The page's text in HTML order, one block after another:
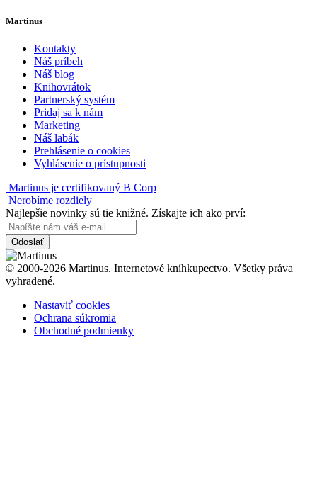
Martinus
Kontakty
Náš príbeh
Náš blog
Knihovrátok
Partnerský systém
Pridaj sa k nám
Marketing
Náš labák
Prehlásenie o cookies
Vyhlásenie o prístupnosti
Martinus je certifikovaný B Corp
Nerobíme rozdiely
Najlepšie novinky sú tie knižné. Získajte ich ako prví:
Odoslať
© 2000-2026 Martinus. Internetové kníhkupectvo. Všetky práva
vyhradené.
Nastaviť cookies
Ochrana súkromia
Obchodné podmienky